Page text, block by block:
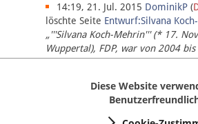
14:19, 21. Jul. 2015 DominikP (
löschte Seite Entwurf:Silvana
„'''Silvana Koch-Mehrin''' (* 17.
Wuppertal), FDP, war von 2004
Europäischen Parlaments, seit
Diese Website